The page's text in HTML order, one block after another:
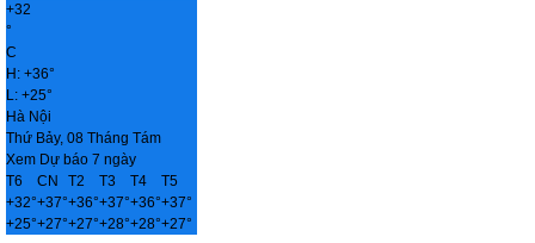
+32
°
C
H: +36°
L: +25°
Hà Nội
Thứ Bảy, 08 Tháng Tám
Xem Dự báo 7 ngày
T6
CN T2 T3 T4
T5
+32°+37°+36°+37°+36°+37°
+25°+27°+27°+28°+28°+27°